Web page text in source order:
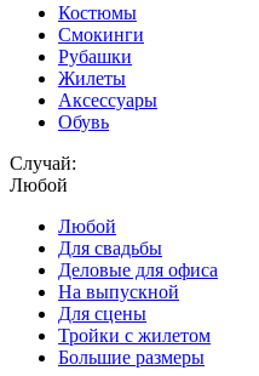
Костюмы
Смокинги
Рубашки
Жилеты
Аксессуары
Обувь
Случай:
Любой
Любой
Для свадьбы
Деловые для офиса
На выпускной
Для сцены
Тройки с жилетом
Большие размеры